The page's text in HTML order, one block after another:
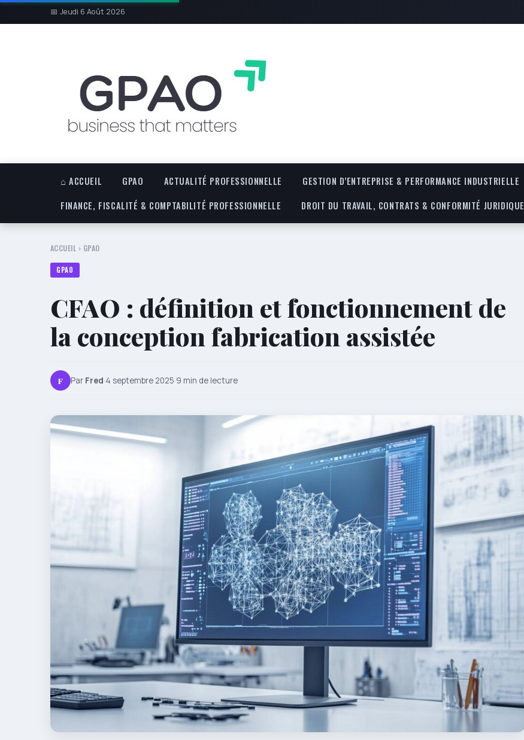
📅 Jeudi 6 Août 2026
⌂ ACCUEIL GPAO ACTUALITÉ PROFESSIONNELLE
GESTION D’ENTREPRISE & PERFORMANCE INDUSTRIELLE
FINANCE, FISCALITÉ & COMPTABILITÉ PROFESSIONNELLE
DROIT DU TRAVAIL, CONTRATS & CONFORMITÉ JURIDIQUE
ACCUEIL › GPAO
GPAO
CFAO : définition et fonctionnement de
la conception fabrication assistée
F Par Fred·4 septembre 2025·9 min de lecture